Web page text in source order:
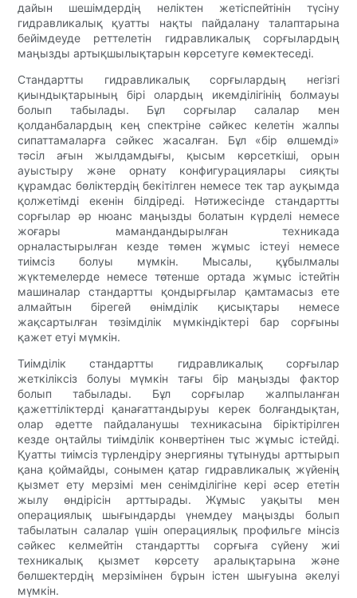
дайын шешімдердің неліктен жетіспейтінін түсіну
гидравликалық қуатты нақты пайдалану талаптарына
бейімдеуде реттелетін гидравликалық сорғылардың
маңызды артықшылықтарын көрсетуге көмектеседі.
Стандартты гидравликалық сорғылардың негізгі
қиындықтарының бірі олардың икемділігінің болмауы
болып табылады. Бұл сорғылар салалар мен
қолданбалардың кең спектріне сәйкес келетін жалпы
сипаттамаларға сәйкес жасалған. Бұл «бір өлшемді»
тәсіл ағын жылдамдығы, қысым көрсеткіші, орын
ауыстыру және орнату конфигурациялары сияқты
құрамдас бөліктердің бекітілген немесе тек тар ауқымда
қолжетімді екенін білдіреді. Нәтижесінде стандартты
сорғылар әр нюанс маңызды болатын күрделі немесе
жоғары мамандандырылған техникада
орналастырылған кезде төмен жұмыс істеуі немесе
тиімсіз болуы мүмкін. Мысалы, құбылмалы
жүктемелерде немесе төтенше ортада жұмыс істейтін
машиналар стандартты қондырғылар қамтамасыз ете
алмайтын бірегей өнімділік қисықтары немесе
жақсартылған төзімділік мүмкіндіктері бар сорғыны
қажет етуі мүмкін.
Тиімділік стандартты гидравликалық сорғылар
жеткіліксіз болуы мүмкін тағы бір маңызды фактор
болып табылады. Бұл сорғылар жалпыланған
қажеттіліктерді қанағаттандыруы керек болғандықтан,
олар әдетте пайдаланушы техникасына біріктірілген
кезде оңтайлы тиімділік конвертінен тыс жұмыс істейді.
Қуатты тиімсіз түрлендіру энергияны тұтынуды арттырып
қана қоймайды, сонымен қатар гидравликалық жүйенің
қызмет ету мерзімі мен сенімділігіне кері әсер ететін
жылу өндірісін арттырады. Жұмыс уақыты мен
операциялық шығындарды үнемдеу маңызды болып
табылатын салалар үшін операциялық профильге мінсіз
сәйкес келмейтін стандартты сорғыға сүйену жиі
техникалық қызмет көрсету аралықтарына және
бөлшектердің мерзімінен бұрын істен шығуына әкелуі
мүмкін.